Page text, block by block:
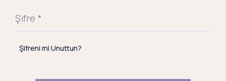
Şifre *
Şifreni mi Unuttun?